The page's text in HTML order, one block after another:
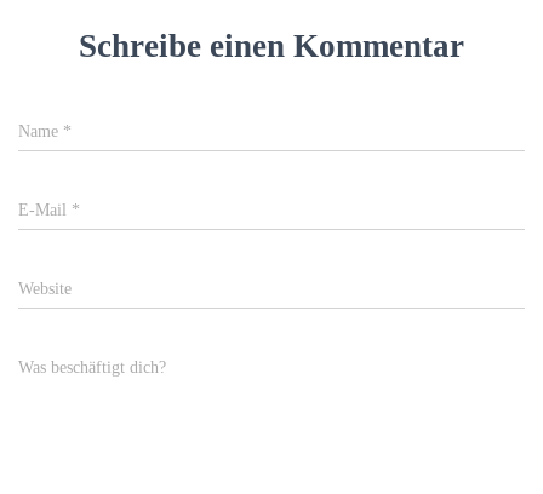
Schreibe einen Kommentar
Name *
E-Mail *
Website
Was beschäftigt dich?